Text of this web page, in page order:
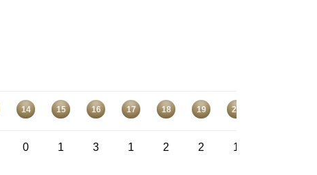
14 15 16 17 18 19 20
0 1 3 1 2 2 1